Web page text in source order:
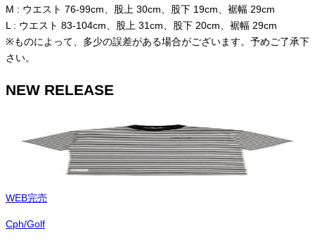
M : ウエスト 76-99cm、股上 30cm、股下 19cm、裾幅 29cm
L : ウエスト 83-104cm、股上 31cm、股下 20cm、裾幅 29cm
※ものによって、多少の誤差がある場合がございます。予めご了承下
さい。
NEW RELEASE
WEB完売
Cph/Golf